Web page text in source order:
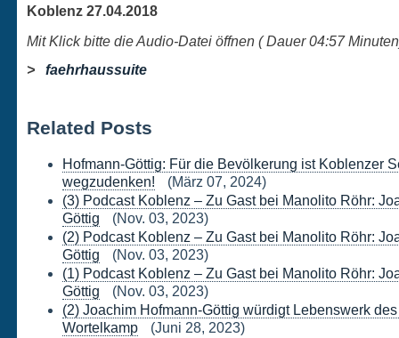
Koblenz 27.04.2018
Mit Klick bitte die Audio-Datei öffnen ( Dauer 04:57
> faehrhaussuite
Related Posts
Hofmann-Göttig: Für die Bevölkerung ist Koblenzer
wegzudenken!
(März 07, 2024)
(3) Podcast Koblenz – Zu Gast bei Manolito Röhr:
Göttig
(Nov. 03, 2023)
(2) Podcast Koblenz – Zu Gast bei Manolito Röhr:
Göttig
(Nov. 03, 2023)
(1) Podcast Koblenz – Zu Gast bei Manolito Röhr:
Göttig
(Nov. 03, 2023)
(2) Joachim Hofmann-Göttig würdigt Lebenswerk
Wortelkamp
(Juni 28, 2023)